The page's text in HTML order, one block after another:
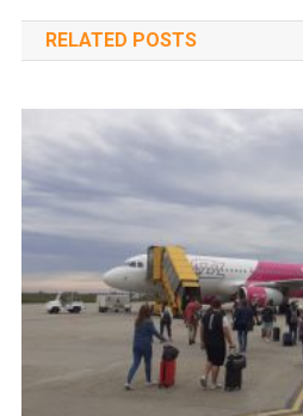
RELATED POSTS